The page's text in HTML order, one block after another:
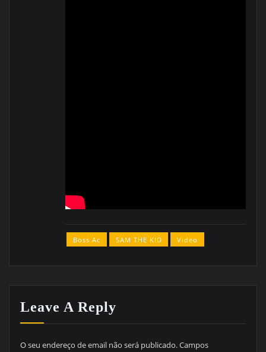
Boss Ac SAM THE KID Video
Leave A Reply
O seu endereço de email não será publicado.Campos